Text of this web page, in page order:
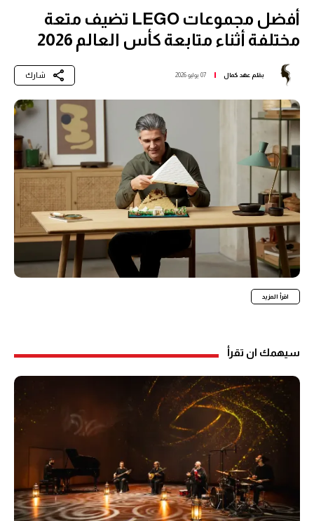
أفضل مجموعات LEGO تضيف متعة
مختلفة أثناء متابعة كأس العالم 2026
بقلم عهد كمال 07 يوليو 2026 شارك
اقرأ المزيد
سيهمك ان تقرأ